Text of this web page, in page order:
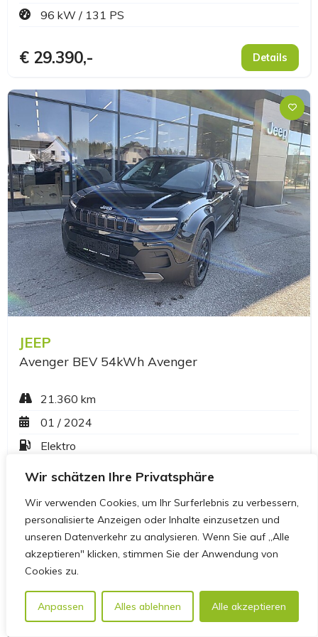
Wir schätzen Ihre Privatsphäre
Wir verwenden Cookies, um Ihr Surferlebnis zu verbessern,
personalisierte Anzeigen oder Inhalte einzusetzen und
unseren Datenverkehr zu analysieren. Wenn Sie auf „Alle
akzeptieren" klicken, stimmen Sie der Anwendung von
Cookies zu.
Anpassen Alles ablehnen Alle akzeptieren